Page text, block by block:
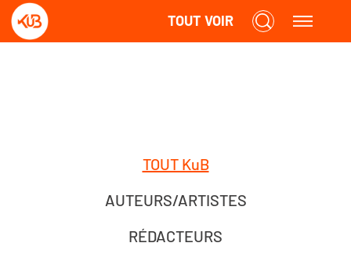
TOUT VOIR
TOUT KuB
AUTEURS/ARTISTES
RÉDACTEURS